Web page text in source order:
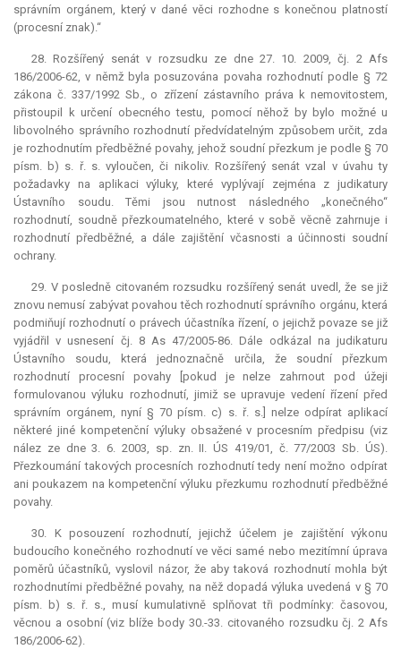
správním orgánem, který v dané věci rozhodne s konečnou platností
(procesní znak).“
28. Rozšířený senát v rozsudku ze dne 27. 10. 2009, čj. 2 Afs
186/2006-62, v němž byla posuzována povaha rozhodnutí podle § 72
zákona č. 337/1992 Sb., o zřízení zástavního práva k nemovitostem,
přistoupil k určení obecného testu, pomocí něhož by bylo možné u
libovolného správního rozhodnutí předvídatelným způsobem určit, zda
je rozhodnutím předběžné povahy, jehož soudní přezkum je podle § 70
písm. b) s. ř. s. vyloučen, či nikoliv. Rozšířený senát vzal v úvahu ty
požadavky na aplikaci výluky, které vyplývají zejména z judikatury
Ústavního soudu. Těmi jsou nutnost následného „konečného“
rozhodnutí, soudně přezkoumatelného, které v sobě věcně zahrnuje i
rozhodnutí předběžné, a dále zajištění včasnosti a účinnosti soudní
ochrany.
29. V posledně citovaném rozsudku rozšířený senát uvedl, že se již
znovu nemusí zabývat povahou těch rozhodnutí správního orgánu, která
podmiňují rozhodnutí o právech účastníka řízení, o jejichž povaze se již
vyjádřil v usnesení čj. 8 As 47/2005-86. Dále odkázal na judikaturu
Ústavního soudu, která jednoznačně určila, že soudní přezkum
rozhodnutí procesní povahy [pokud je nelze zahrnout pod úžeji
formulovanou výluku rozhodnutí, jimiž se upravuje vedení řízení před
správním orgánem, nyní § 70 písm. c) s. ř. s.] nelze odpírat aplikací
některé jiné kompetenční výluky obsažené v procesním předpisu (viz
nález ze dne 3. 6. 2003, sp. zn. II. ÚS 419/01, č. 77/2003 Sb. ÚS).
Přezkoumání takových procesních rozhodnutí tedy není možno odpírat
ani poukazem na kompetenční výluku přezkumu rozhodnutí předběžné
povahy.
30. K posouzení rozhodnutí, jejichž účelem je zajištění výkonu
budoucího konečného rozhodnutí ve věci samé nebo mezitímní úprava
poměrů účastníků, vyslovil názor, že aby taková rozhodnutí mohla být
rozhodnutími předběžné povahy, na něž dopadá výluka uvedená v § 70
písm. b) s. ř. s., musí kumulativně splňovat tři podmínky: časovou,
věcnou a osobní (viz blíže body 30.-33. citovaného rozsudku čj. 2 Afs
186/2006-62).